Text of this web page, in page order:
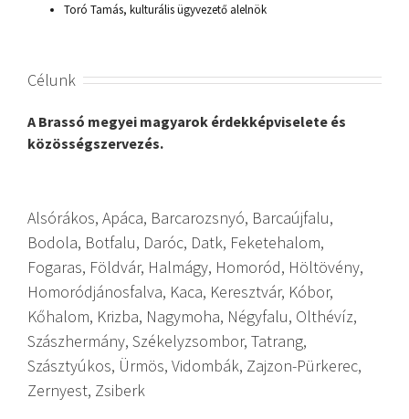
Toró Tamás, kulturális ügyvezető alelnök
Célunk
A Brassó megyei magyarok érdekképviselete és
közösségszervezés.
Alsórákos, Apáca, Barcarozsnyó, Barcaújfalu,
Bodola, Botfalu, Daróc, Datk, Feketehalom,
Fogaras, Földvár, Halmágy, Homoród, Höltövény,
Homoródjánosfalva, Kaca, Keresztvár, Kóbor,
Kőhalom, Krizba, Nagymoha, Négyfalu, Olthévíz,
Szászhermány, Székelyzsombor, Tatrang,
Szásztyúkos, Ürmös, Vidombák, Zajzon-Pürkerec,
Zernyest, Zsiberk